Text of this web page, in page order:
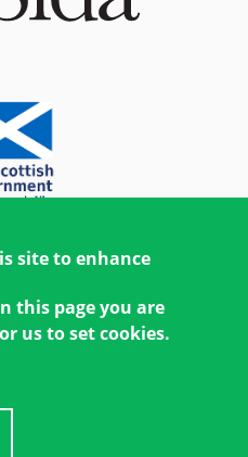
site to enhance
this page you are
us to set cookies.